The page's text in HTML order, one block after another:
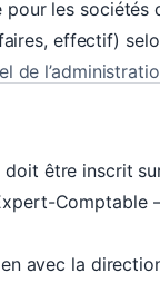
les sociétés
effectif)
de
être inscrit
Comptable
avec la